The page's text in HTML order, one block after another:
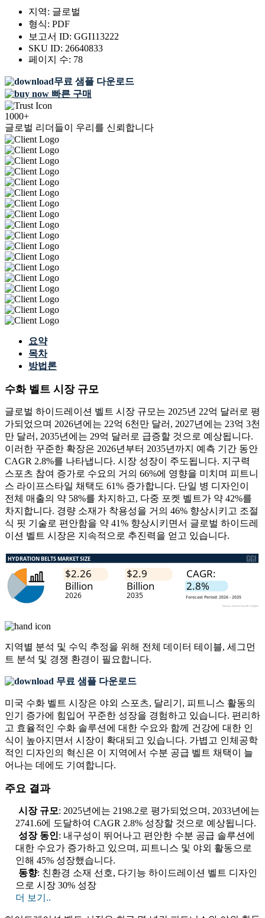
지역: 글로벌
형식: PDF
보고서 ID: GGI113222
SKU ID: 26640833
페이지 수: 78
무료 샘플 다운로드
빠른 구매
1000+
글로벌 리더들이 우리를 신뢰합니다
요약
목차
방법론
수화 벨트 시장 규모
글로벌 하이드레이션 벨트 시장 규모는 2025년 22억 달러로 평
가되었으며 2026년에는 22억 6천만 달러, 2027년에는 23억 3천
만 달러, 2035년에는 29억 달러로 급증할 것으로 예상됩니다.
이러한 꾸준한 확장은 2026년부터 2035년까지 예측 기간 동안
CAGR 2.8%를 나타냅니다. 시장 성장이 주도됩니다. 지구력
스포츠 참여 증가로 수요의 거의 66%에 영향을 미치며 피트니
스 라이프스타일 채택도 61% 증가합니다. 단일 병 디자인이
전체 매출의 약 58%를 차지하고, 다중 포켓 벨트가 약 42%를
차지합니다. 경량 소재가 착용성을 거의 46% 향상시키고 조절
식 핏 기술로 편안함을 약 41% 향상시키면서 글로벌 하이드레
이션 벨트 시장은 지속적으로 추진력을 얻고 있습니다.
지역별 분석 및 수익 추정을 위해 전체 데이터 테이블, 세그먼
트 분석 및 경쟁 환경이 필요합니다.
무료 샘플 다운로드
미국 수화 벨트 시장은 야외 스포츠, 달리기, 피트니스 활동의
인기 증가에 힘입어 꾸준한 성장을 경험하고 있습니다. 편리하
고 효율적인 수화 솔루션에 대한 수요와 함께 건강에 대한 인
식이 높아지면서 시장이 확대되고 있습니다. 가볍고 인체공학
적인 디자인의 혁신은 이 지역에서 수분 공급 벨트 채택이 늘
어나는 데에도 기여합니다.
주요 결과
시장 규모: 2025년에는 2198.2로 평가되었으며, 2033년에는
2741.6에 도달하여 CAGR 2.8% 성장할 것으로 예상됩니다.
성장 동인: 내구성이 뛰어나고 편안한 수분 공급 솔루션에
대한 수요가 증가하고 있으며, 피트니스 및 야외 활동으로
인해 45% 성장했습니다.
동향: 친환경 소재 선호, 다기능 하이드레이션 벨트 디자인
으로 시장 30% 성장
더 보기..